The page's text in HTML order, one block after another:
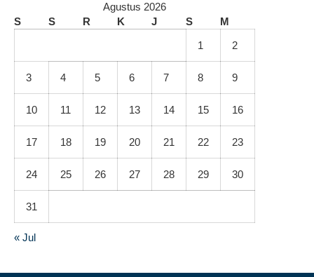
Agustus 2026
S
S R K J S
M
1
2
3 4 5 6 7 8 9
10 11 12 13 14 15 16
17 18 19 20 21 22 23
24 25 26 27 28 29 30
31
« Jul